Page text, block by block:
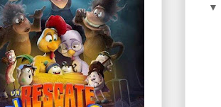
▼